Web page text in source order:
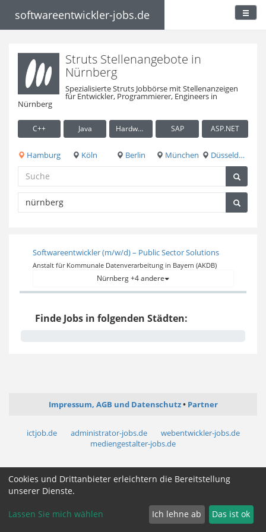
softwareentwickler-jobs.de
Struts Stellenangebote in
Nürnberg
Spezialisierte Struts Jobbörse mit Stellenanzeigen
für Entwickler, Programmierer, Engineers in
Nürnberg
C++ Java Hardware / Embedded SAP ASP.NET
Hamburg Köln Berlin München Düsseldorf
Softwareentwickler (m/w/d) – Public Sector Solutions
Anstalt für Kommunale Datenverarbeitung in Bayern (AKDB)
Nürnberg +4 andere
Finde Jobs in folgenden Städten:
Impressum, AGB und Datenschutz Partner
ictjob.de administrator-jobs.de
webentwickler-jobs.de
mediengestalter-jobs.de
Cookies und Drittanbieter erleichtern die Bereitstellung
unserer Dienste.
Lassen Sie mich wählen Ich lehne ab Das ist ok